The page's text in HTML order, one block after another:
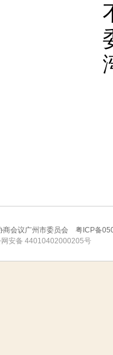
商会议广州市委员会 粤ICP备
网安备 44010402000205号